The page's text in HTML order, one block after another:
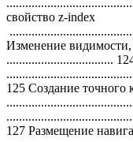
свойство z-index
Изменение видимости,
..................................
125 Создание точного
127 Размещение